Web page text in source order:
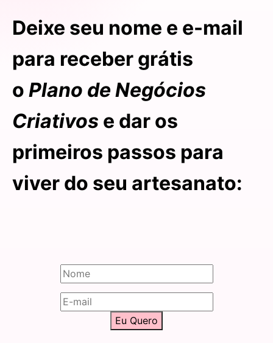
Deixe seu nome e e-mail
para receber grátis
o Plano de Negócios
Criativos e dar os
primeiros passos para
viver do seu artesanato:
Eu Quero